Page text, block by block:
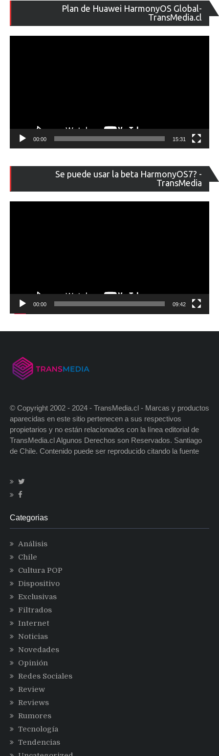
Plan de Huawei HarmonyOS Global-
TransMedia.cl
de
00:00 15:31
Se puede usar la beta HarmonyOS7? -
TransMedia
de
00:00 09:42
© Copyright 2002 - 2024 - TransMedia.cl - Marcas y productos
aparecidas en este sitio pertenecen a sus respectivos
propietarios y no están relacionados con la línea editorial de
TransMedia.cl Algunos Derechos son Reservados. Santiago
de Chile. Contenido puede ser reproducido citando la fuente
Categorias
Análisis
Chile
Cultura POP
Dispositivo
Exclusivas
Filtrados
Internet
Noticias
Novedades
Opinión
Redes Sociales
Review
Reviews
Rumores
Tecnología
Tendencias